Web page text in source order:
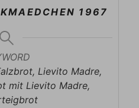
1967
Lievito Madre,
mit Lievito Madre,